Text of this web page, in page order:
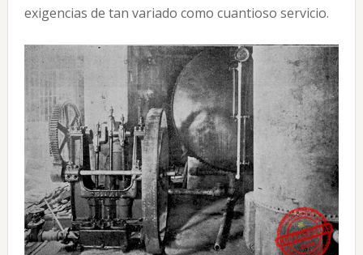
exigencias de tan variado como cuantioso servicio.